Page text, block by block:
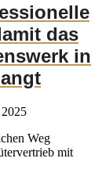
das
in
Weg
mit